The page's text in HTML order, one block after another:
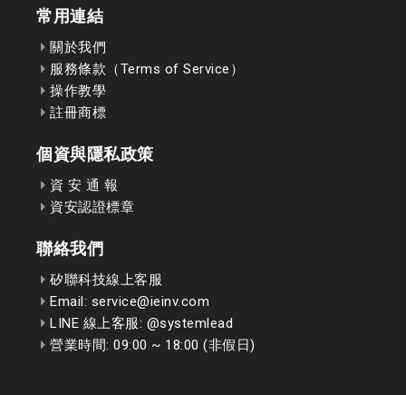
常用連結
關於我們
服務條款（Terms of Service）
操作教學
註冊商標
個資與隱私政策
資 安 通 報
資安認證標章
聯絡我們
矽聯科技線上客服
Email: service@ieinv.com
LINE 線上客服: @systemlead
營業時間: 09:00 ~ 18:00 (非假日)